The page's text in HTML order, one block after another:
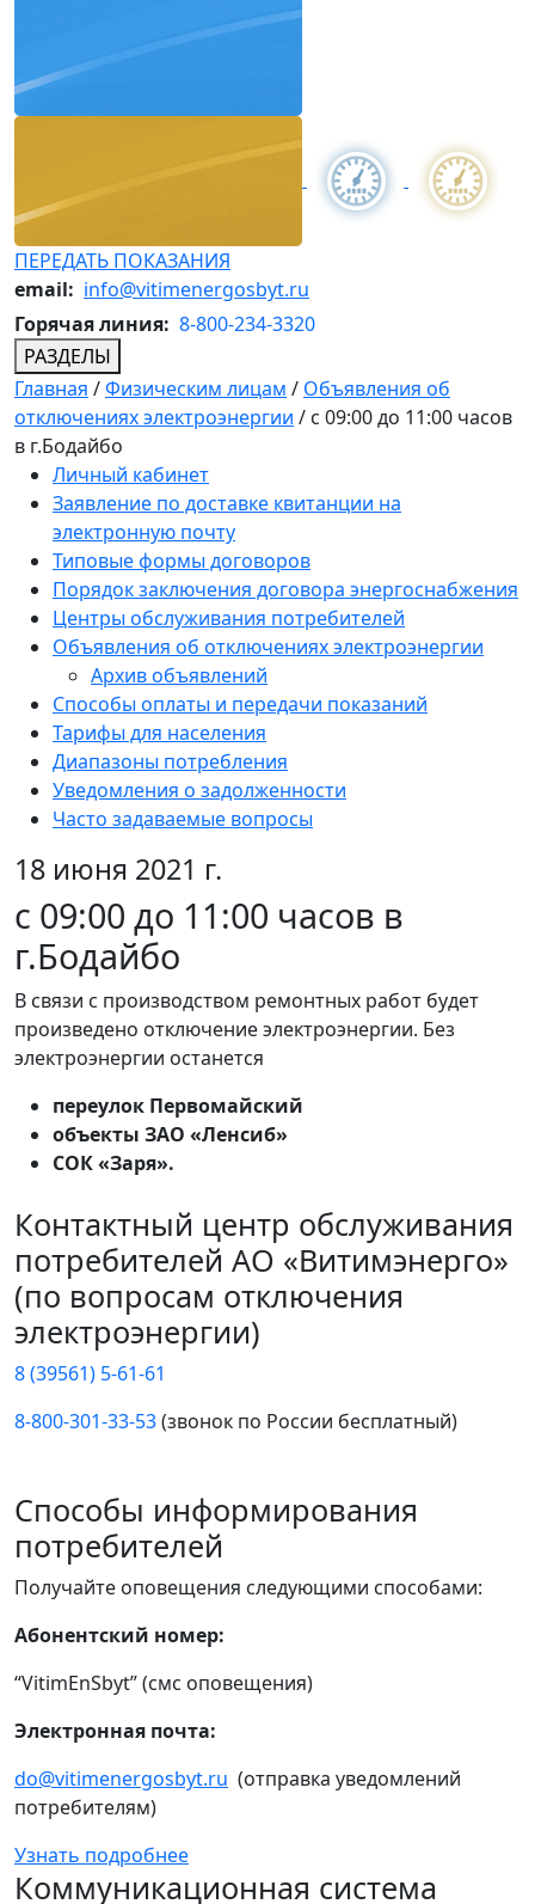
ПЕРЕДАТЬ ПОКАЗАНИЯ
email: info@vitimenergosbyt.ru
Горячая линия: 8-800-234-3320
РАЗДЕЛЫ
Главная /Физическим лицам / Объявления об
отключениях электроэнергии / с 09:00 до 11:00 часов
в г.Бодайбо
Личный кабинет
Заявление по доставке квитанции на
электронную почту
Типовые формы договоров
Порядок заключения договора энергоснабжения
Центры обслуживания потребителей
Объявления об отключениях электроэнергии
Архив объявлений
Способы оплаты и передачи показаний
Тарифы для населения
Диапазоны потребления
Уведомления о задолженности
Часто задаваемые вопросы
18 июня 2021 г.
с 09:00 до 11:00 часов в
г.Бодайбо
В связи с производством ремонтных работ будет
произведено отключение электроэнергии. Без
электроэнергии останется
переулок Первомайский
объекты ЗАО «Ленсиб»
СОК «Заря».
Контактный центр обслуживания
потребителей АО «Витимэнерго»
(по вопросам отключения
электроэнергии)
8 (39561) 5-61-61
8-800-301-33-53(звонок по России бесплатный)
Способы информирования
потребителей
Получайте оповещения следующими способами:
Абонентский номер:
“VitimEnSbyt” (смс оповещения)
Электронная почта:
do@vitimenergosbyt.ru (отправка уведомлений
потребителям)
Узнать подробнее
Коммуникационная система